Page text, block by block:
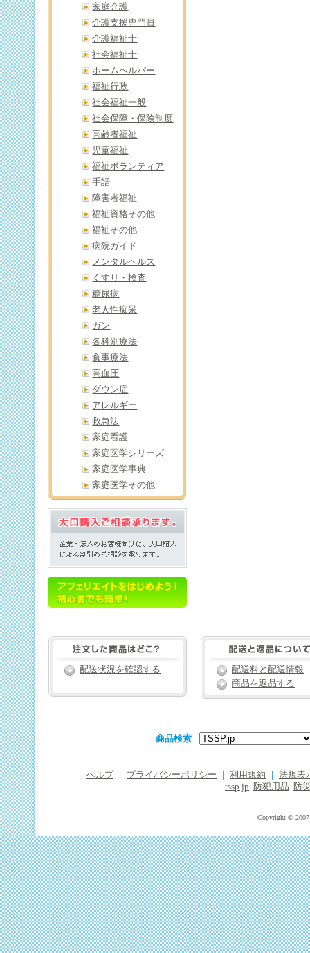
家庭介護
介護支援専門員
介護福祉士
社会福祉士
ホームヘルパー
福祉行政
社会福祉一般
社会保障・保険制度
高齢者福祉
児童福祉
福祉ボランティア
手話
障害者福祉
福祉資格その他
福祉その他
病院ガイド
メンタルヘルス
くすり・検査
糖尿病
老人性痴呆
ガン
各科別療法
食事療法
高血圧
ダウン症
アレルギー
救急法
家庭看護
家庭医学シリーズ
家庭医学事典
家庭医学その他
配送状況を確認する
配送料と配送情報
商品を返品する
商品検索
ヘルプ プライバシーポリシー 利用規約
法規表
tssp.jp
防犯用品 防
Copyright © 2007